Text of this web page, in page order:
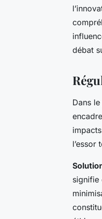
débat
Dans
l’essor
signifie